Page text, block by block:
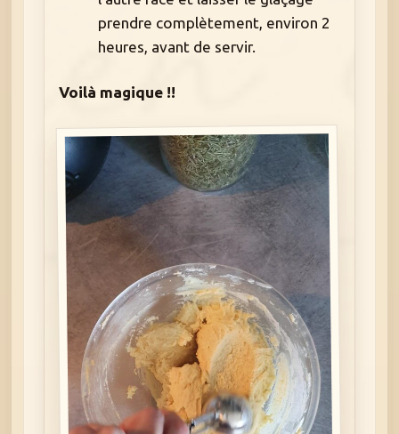
prendre complètement, environ 2
heures, avant de servir.
Voilà magique !!